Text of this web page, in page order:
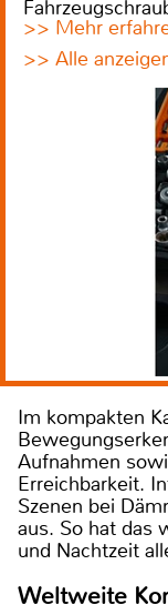
>> Mehr
>> Alle
Im kompakten
Aufnahmen
Erreichbarkeit.
Szenen bei
aus. So hat das
und Nachtzeit
Weltweite